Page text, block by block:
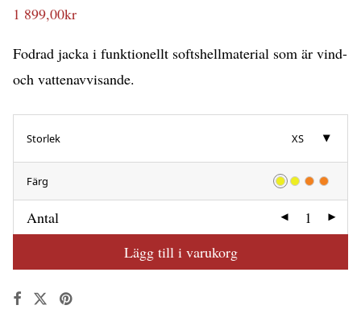
1 899,00kr
Fodrad jacka i funktionellt softshellmaterial som är vind-
och vattenavvisande.
Storlek XS
Färg
Antal
Lägg till i varukorg